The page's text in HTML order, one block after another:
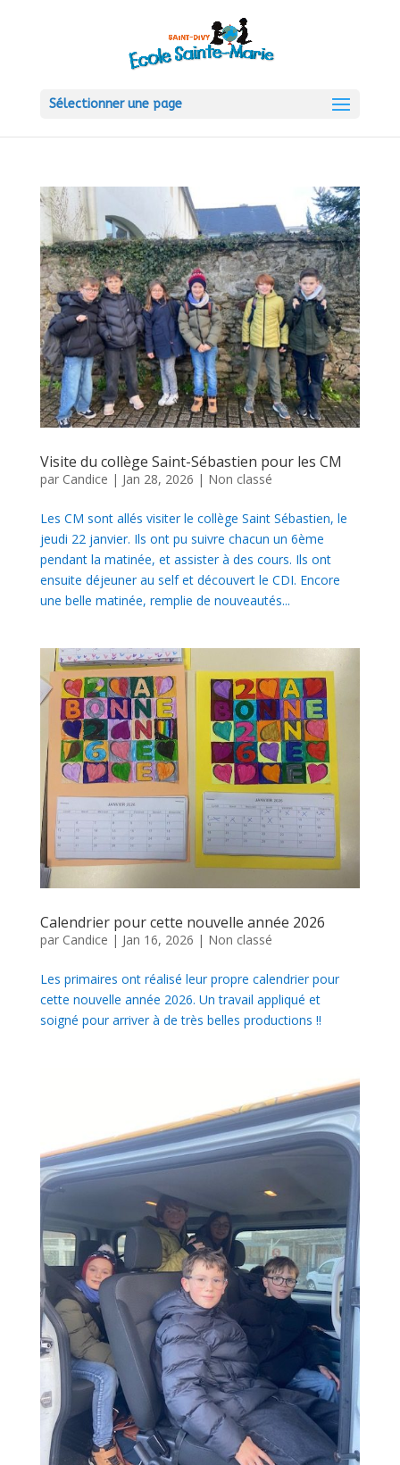
Sélectionner une page
Visite du collège Saint-Sébastien pour les CM
par Candice | Jan 28, 2026 | Non classé
Les CM sont allés visiter le collège Saint Sébastien, le
jeudi 22 janvier. Ils ont pu suivre chacun un 6ème
pendant la matinée, et assister à des cours. Ils ont
ensuite déjeuner au self et découvert le CDI. Encore
une belle matinée, remplie de nouveautés...
Calendrier pour cette nouvelle année 2026
par Candice | Jan 16, 2026 | Non classé
Les primaires ont réalisé leur propre calendrier pour
cette nouvelle année 2026. Un travail appliqué et
soigné pour arriver à de très belles productions !!